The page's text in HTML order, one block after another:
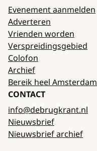
Evenement aanmelden
Adverteren
Vrienden worden
Verspreidingsgebied
Colofon
Archief
Bereik heel Amsterdam
CONTACT
info@debrugkrant.nl
Nieuwsbrief
Nieuwsbrief archief